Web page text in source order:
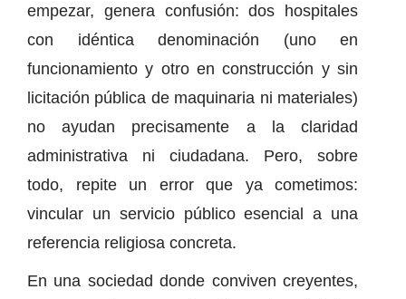
empezar, genera confusión: dos hospitales
con idéntica denominación (uno en
funcionamiento y otro en construcción y sin
licitación pública de maquinaria ni materiales)
no ayudan precisamente a la claridad
administrativa ni ciudadana. Pero, sobre
todo, repite un error que ya cometimos:
vincular un servicio público esencial a una
referencia religiosa concreta.
En una sociedad donde conviven creyentes,